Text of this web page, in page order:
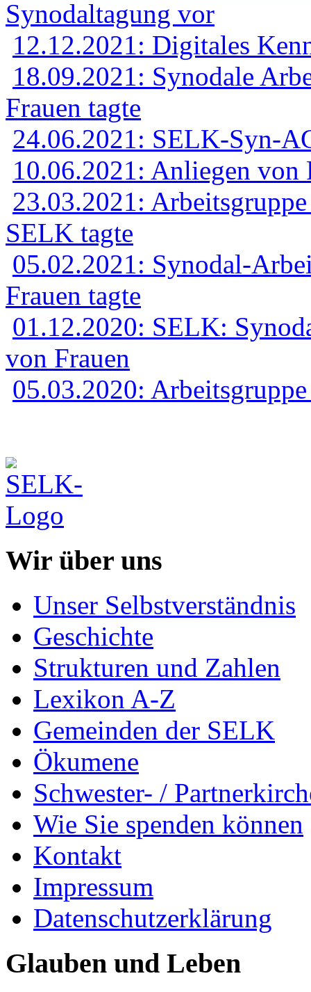
Synodaltagung vor
12.12.2021: Digitales
18.09.2021: Synodale
Frauen tagte
24.06.2021: SELK-Syn-
10.06.2021: Anliegen von
23.03.2021:
SELK tagte
05.02.2021: Synodal-
Frauen tagte
01.12.2020: SELK:
von Frauen
05.03.2020:
Wir über uns
Unser Selbstverständnis
Geschichte
Strukturen und Zahlen
Lexikon A-Z
Gemeinden der SELK
Ökumene
Schwester- /
Wie Sie spenden können
Kontakt
Impressum
Datenschutzerklärung
Glauben und Leben